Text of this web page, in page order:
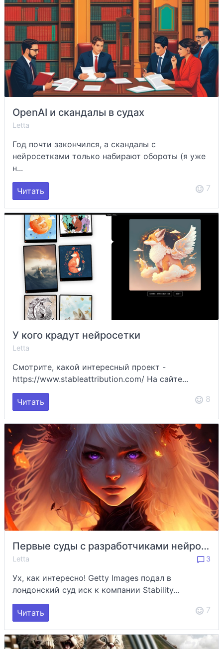
OpenAI и скандалы в судах
Letta
Год почти закончился, а скандалы с
нейросетками только набирают обороты (я уже
н...
Читать 7
У кого крадут нейросетки
Letta
Смотрите, какой интересный проект -
https://www.stableattribution.com/ На сайте...
Читать 8
Первые суды с разработчиками нейросетей
Letta 3
Ух, как интересно! Getty Images подал в
лондонский суд иск к компании Stability...
Читать 7